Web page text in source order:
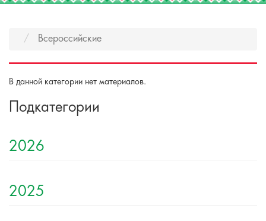
Всероссийские
В данной категории нет материалов.
Подкатегории
2026
2025